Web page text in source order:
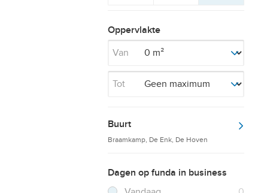
op
Oppervlakte
Van
Tot
Buurt
Braamkamp, De Enk, De Hoven
Dagen op funda in business